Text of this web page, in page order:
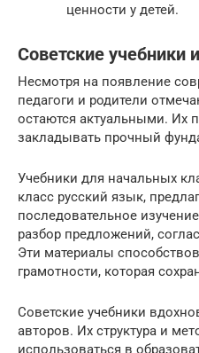
ценности у детей.
Советские учебники
Несмотря на появление
педагоги и родители
остаются актуальными. Их
закладывать прочный
Учебники для начальных
класс русский язык,
последовательное
разбор предложений,
Эти материалы
грамотности, которая
Советские учебники
авторов. Их структура и
использоваться в